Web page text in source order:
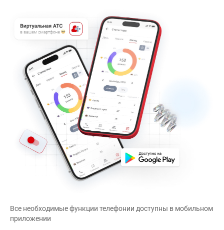
Все необходимые функции телефонии доступны в мобильном
приложении